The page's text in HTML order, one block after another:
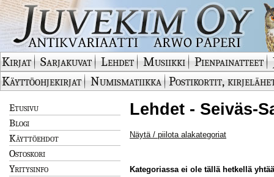
Kirjat Sarjakuvat Lehdet Musiikki Pienpainatteet
Käyttöohjekirjat
Numismatiikka Postikortit,
Etusivu
Blogi
Käyttöehdot
Ostoskori
Yritysinfo
Lehdet - Seiväs-
Näytä / piilota alakategoriat
Kategoriassa ei ole tällä hetkellä